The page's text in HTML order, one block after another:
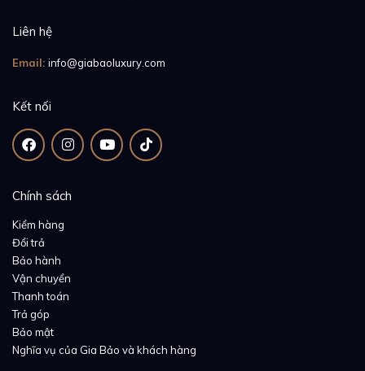
Liên hệ
Email: info@giabaoluxury.com
Kết nối
Chính sách
Kiểm hàng
Đổi trả
Bảo hành
Vận chuyển
Thanh toán
Trả góp
Bảo mật
Nghĩa vụ của Gia Bảo và khách hàng